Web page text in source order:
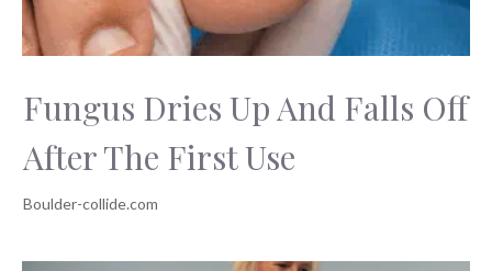
Fungus Dries Up And Falls Off
After The First Use